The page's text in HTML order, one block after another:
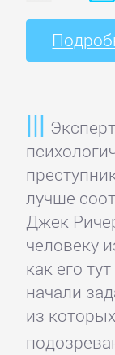
лучше
Джек
человеку
как его
начали
из
право
И
Очерки